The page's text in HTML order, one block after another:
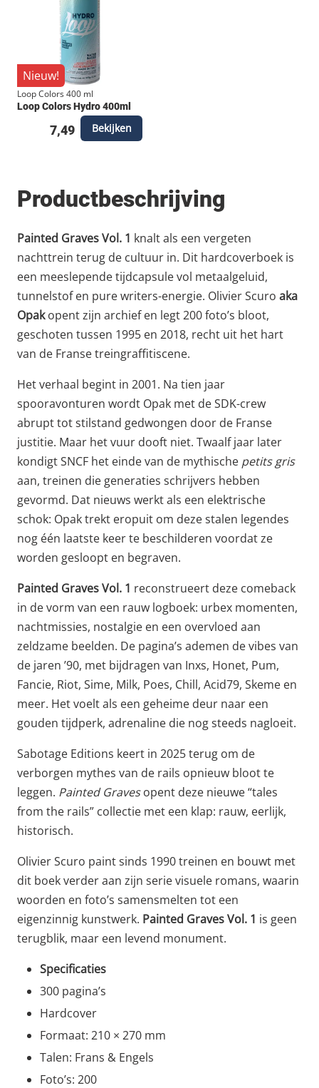
Nieuw!
Loop Colors 400 ml
Loop Colors Hydro 400ml
7,49 Bekijken
Productbeschrijving
Painted Graves Vol. 1 knalt als een vergeten
nachttrein terug de cultuur in. Dit hardcoverboek is
een meeslepende tijdcapsule vol metaalgeluid,
tunnelstof en pure writers-energie. Olivier Scuro aka
Opakopent zijn archief en legt 200 foto’s bloot,
geschoten tussen 1995 en 2018, recht uit het hart
van de Franse treingraffitiscene.
Het verhaal begint in 2001. Na tien jaar
spooravonturen wordt Opak met de SDK-crew
abrupt tot stilstand gedwongen door de Franse
justitie. Maar het vuur dooft niet. Twaalf jaar later
kondigt SNCF het einde van de mythische petits gris
aan, treinen die generaties schrijvers hebben
gevormd. Dat nieuws werkt als een elektrische
schok: Opak trekt eropuit om deze stalen legendes
nog één laatste keer te beschilderen voordat ze
worden gesloopt en begraven.
Painted Graves Vol. 1 reconstrueert deze comeback
in de vorm van een rauw logboek: urbex momenten,
nachtmissies, nostalgie en een overvloed aan
zeldzame beelden. De pagina’s ademen de vibes van
de jaren ’90, met bijdragen van Inxs, Honet, Pum,
Fancie, Riot, Sime, Milk, Poes, Chill, Acid79, Skeme en
meer. Het voelt als een geheime deur naar een
gouden tijdperk, adrenaline die nog steeds nagloeit.
Sabotage Editions keert in 2025 terug om de
verborgen mythes van de rails opnieuw bloot te
leggen. Painted Gravesopent deze nieuwe “tales
from the rails” collectie met een klap: rauw, eerlijk,
historisch.
Olivier Scuro paint sinds 1990 treinen en bouwt met
dit boek verder aan zijn serie visuele romans, waarin
woorden en foto’s samensmelten tot een
eigenzinnig kunstwerk. Painted Graves Vol. 1 is geen
terugblik, maar een levend monument.
Specificaties
300 pagina’s
Hardcover
Formaat: 210 × 270 mm
Talen: Frans & Engels
Foto’s: 200